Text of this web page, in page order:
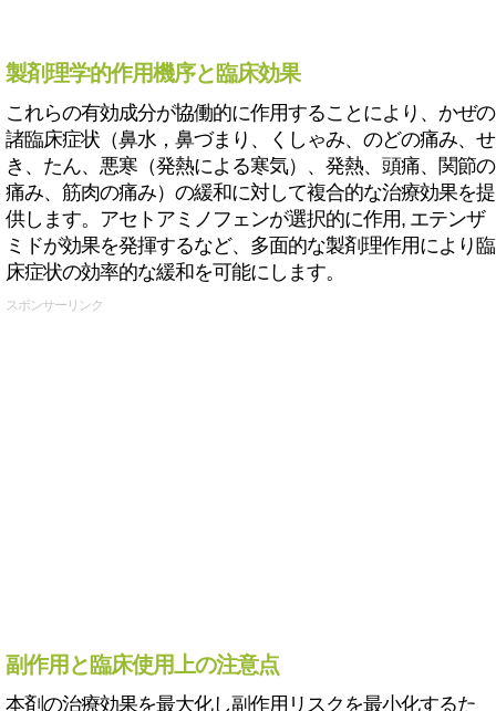
製剤理学的作用機序と臨床効果
これらの有効成分が協働的に作用することにより、かぜの
諸臨床症状（鼻水，鼻づまり、くしゃみ、のどの痛み、せ
き、たん、悪寒（発熱による寒気）、発熱、頭痛、関節の
痛み、筋肉の痛み）の緩和に対して複合的な治療効果を提
供します。アセトアミノフェンが選択的に作用, エテンザ
ミドが効果を発揮するなど、多面的な製剤理作用により臨
床症状の効率的な緩和を可能にします。
スポンサーリンク
副作用と臨床使用上の注意点
本剤の治療効果を最大化し副作用リスクを最小化するた